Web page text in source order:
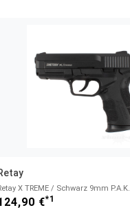
X TREME / Schwarz 9mm P.A.K.
€*1